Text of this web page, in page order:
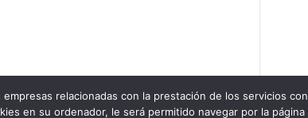
relacionadas con la prestación de los servicios
en su ordenador, le será permitido navegar por la